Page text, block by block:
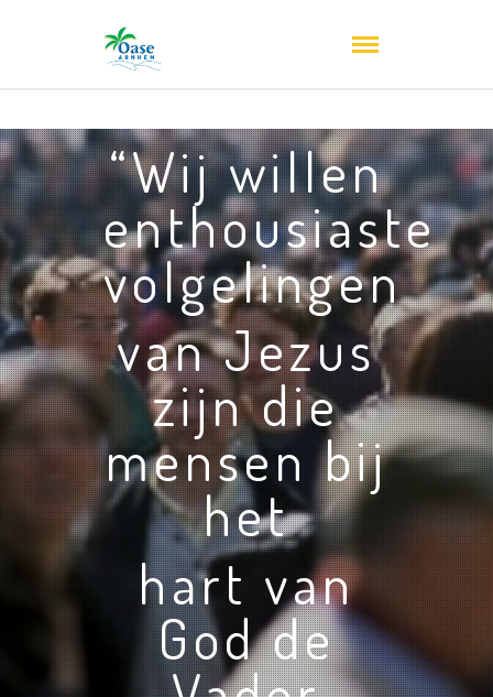
“Wij willen
enthousiaste
volgelingen
van Jezus
zijn die
mensen bij
het
hart van
God de